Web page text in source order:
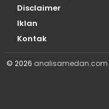
Disclaimer
Iklan
Kontak
© 2026 analisamedan.com